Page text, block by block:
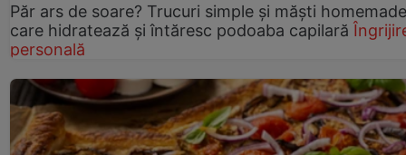
Păr ars de soare? Trucuri simple și măști homemade
care hidratează și întăresc podoaba capilară
personală